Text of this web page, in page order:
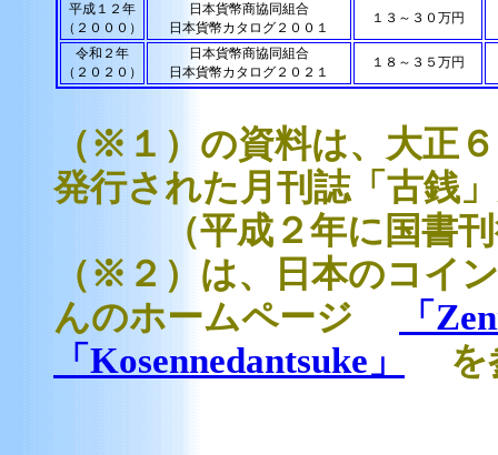
平成１２年
（２０００）
日本貨幣商協同組合
日本貨幣カタログ２００１
１３～３０万円
令和２年
（２０２０）
日本貨幣商協同組合
日本貨幣カタログ２０２１
１８～３５万円
（※１）の資料は、大正
発行された月刊誌「古銭
（平成２年に国書刊
（※２）は、日本のコイ
んのホームページ
「
「Kosennedantsuke」
を